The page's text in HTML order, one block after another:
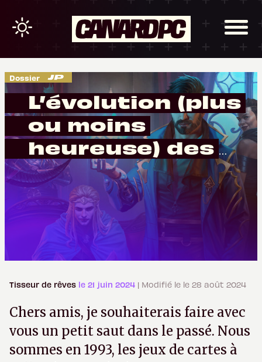
Dossier
L’évolution (plus
ou moins
heureuse) des
jeux de cartes à
collectionner
Tisseur de rêves le 21 juin 2024 | Modifié le le 28 août 2024
Chers amis, je souhaiterais faire avec
vous un petit saut dans le passé. Nous
sommes en 1993, les jeux de cartes à